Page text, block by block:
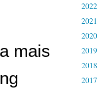
mais
2022
2021
2020
2019
2018
2017